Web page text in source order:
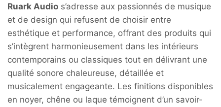
Ruark Audio s’adresse aux passionnés de musique
et de design qui refusent de choisir entre
esthétique et performance, offrant des produits qui
s’intègrent harmonieusement dans les intérieurs
contemporains ou classiques tout en délivrant une
qualité sonore chaleureuse, détaillée et
musicalement engageante. Les finitions disponibles
en noyer, chêne ou laque témoignent d’un savoir-